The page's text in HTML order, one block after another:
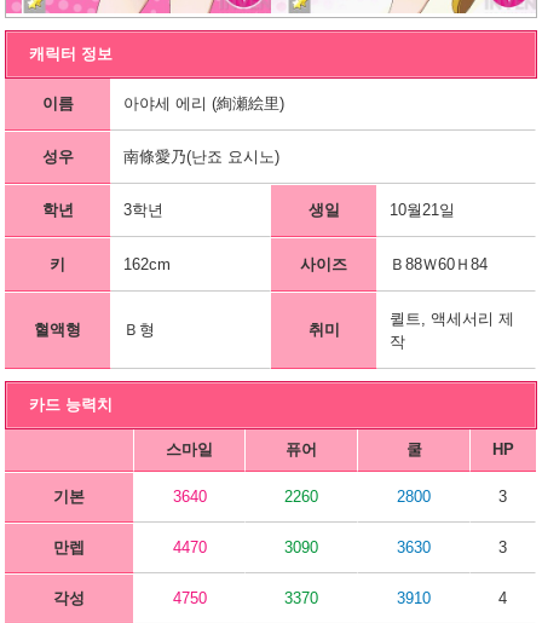
캐릭터 정보
이름 아야세 에리 (絢瀬絵里)
성우 南條愛乃(난죠 요시노)
학년 3학년 생일 10월21일
키 162cm 사이즈 Ｂ88Ｗ60Ｈ84
혈액형 Ｂ형 취미
퀼트, 액세서리 제
작
카드 능력치
스마일 퓨어 쿨 HP
기본 3640 2260 2800 3
만렙 4470 3090 3630 3
각성 4750 3370 3910 4